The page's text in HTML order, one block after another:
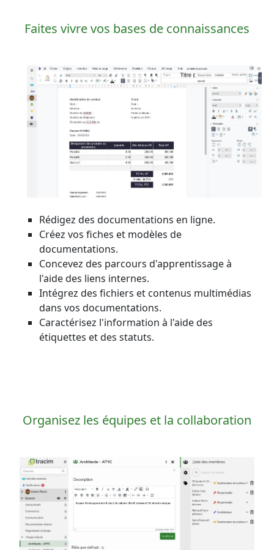
Faites vivre vos bases de connaissances
Rédigez des documentations en ligne.
Créez vos fiches et modèles de
documentations.
Concevez des parcours d'apprentissage à
l'aide des liens internes.
Intégrez des fichiers et contenus multimédias
dans vos documentations.
Caractérisez l'information à l'aide des
étiquettes et des statuts.
Organisez les équipes et la collaboration